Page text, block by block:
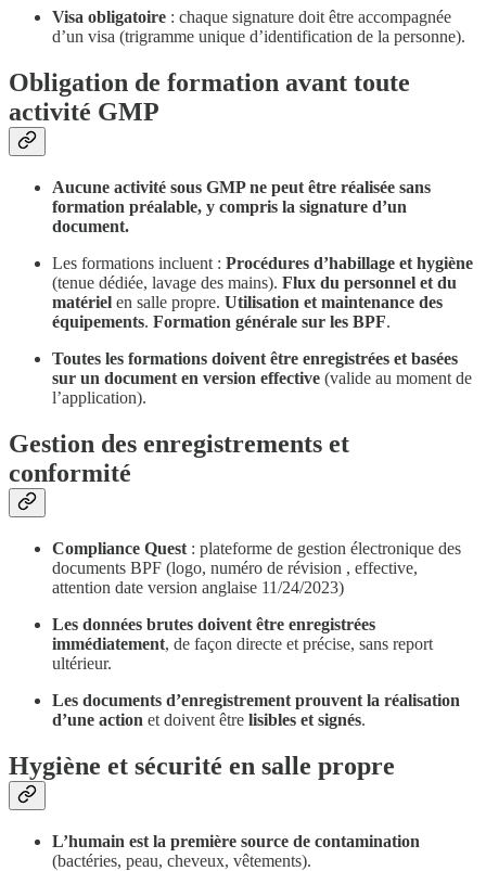
Visa obligatoire : chaque signature doit être accompagnée
d’un visa (trigramme unique d’identification de la personne).
Obligation de formation avant toute
activité GMP
Aucune activité sous GMP ne peut être réalisée sans
formation préalable, y compris la signature d’un
document.
Les formations incluent : Procédures d’habillage et hygiène
(tenue dédiée, lavage des mains). Flux du personnel et du
matériel en salle propre. Utilisation et maintenance des
équipements. Formation générale sur les BPF.
Toutes les formations doivent être enregistrées et basées
sur un document en version effective (valide au moment de
l’application).
Gestion des enregistrements et
conformité
Compliance Quest : plateforme de gestion électronique des
documents BPF (logo, numéro de révision , effective,
attention date version anglaise 11/24/2023)
Les données brutes doivent être enregistrées
immédiatement, de façon directe et précise, sans report
ultérieur.
Les documents d’enregistrement prouvent la réalisation
d’une action et doivent être lisibles et signés.
Hygiène et sécurité en salle propre
L’humain est la première source de contamination
(bactéries, peau, cheveux, vêtements).